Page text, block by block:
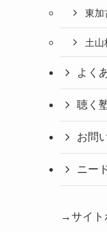
東加
土山
よく
聴く
お問
ニー
→サイト